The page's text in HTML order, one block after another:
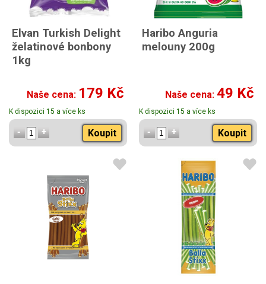
Elvan Turkish Delight
želatinové bonbony
1kg
Naše cena: 179 Kč
K dispozici 15 a více ks
Koupit
Haribo Anguria
melouny 200g
Naše cena: 49 Kč
K dispozici 15 a více ks
Koupit